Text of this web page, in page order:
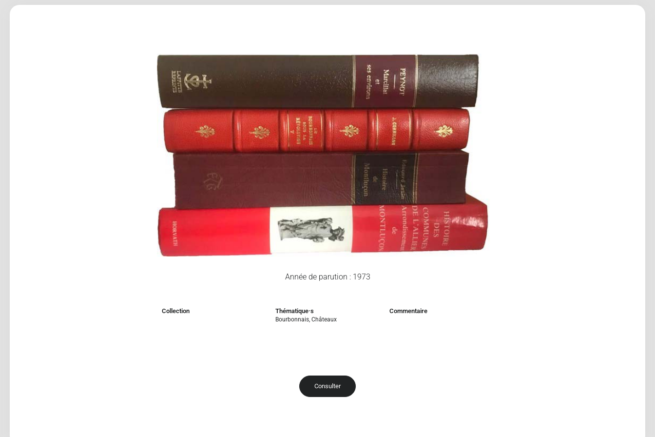
Année de parution : 1973
Collection Thématique·s
Bourbonnais ,Châteaux
Commentaire
Consulter